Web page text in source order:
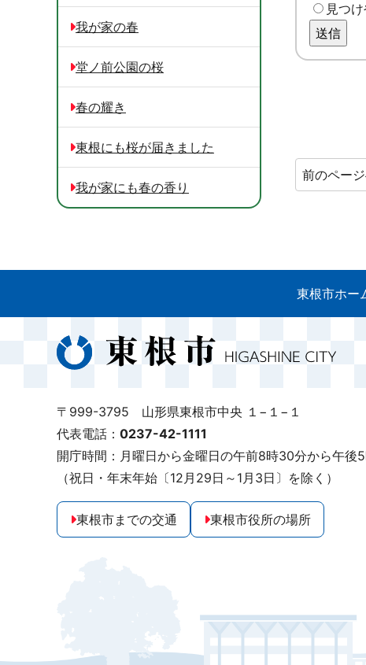
見つ
送信
前のペー
我が家の春
堂ノ前公園の桜
春の耀き
東根にも桜が届きました
我が家にも春の香り
東根市ホー
〒999-3795 山形県東根市中央 １−１−１
代表電話： 0237-42-1111
開庁時間：月曜日から金曜日の午前8時30分から午後
（祝日・年末年始〔12月29日～1月3日〕を除く）
東根市までの交通 東根市役所の場所